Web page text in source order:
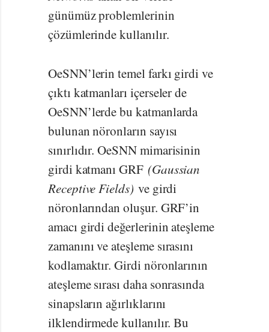
günümüz problemlerinin
çözümlerinde kullanılır.
OeSNN’lerin temel farkı girdi ve
çıktı katmanları içerseler de
OeSNN’lerde bu katmanlarda
bulunan nöronların sayısı
sınırlıdır. OeSNN mimarisinin
girdi katmanı GRF(Gaussian
Receptive Fields) ve girdi
nöronlarından oluşur. GRF’in
amacı girdi değerlerinin ateşleme
zamanını ve ateşleme sırasını
kodlamaktır. Girdi nöronlarının
ateşleme sırası daha sonrasında
sinapsların ağırlıklarını
ilklendirmede kullanılır. Bu